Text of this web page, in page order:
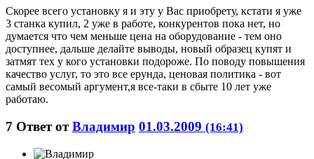
Скорее всего установку я и эту у Вас приобрету, кстати я уже
3 станка купил, 2 уже в работе, конкурентов пока нет, но
думается что чем меньше цена на оборудование - тем оно
доступнее, дальше делайте выводы, новый образец купят и
затмят тех у кого установки подороже. По поводу повышения
качество услуг, то это все ерунда, ценовая политика - вот
самый весомый аргумент,я все-таки в сбыте 10 лет уже
работаю.
7 Ответ отВладимир 01.03.2009 (16:41)